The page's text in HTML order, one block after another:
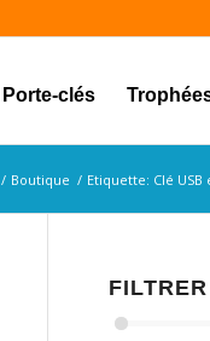
Porte-clés
/ Boutique / Etiquette: Clé